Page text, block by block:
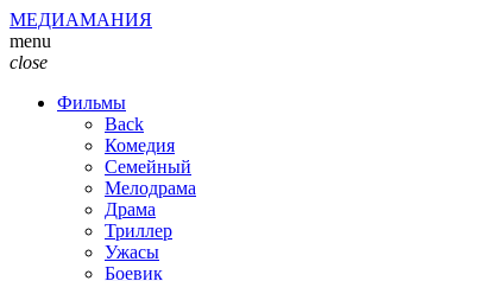
МЕДИАМАНИЯ
menu
close
Фильмы
Back
Комедия
Семейный
Мелодрама
Драма
Триллер
Ужасы
Боевик